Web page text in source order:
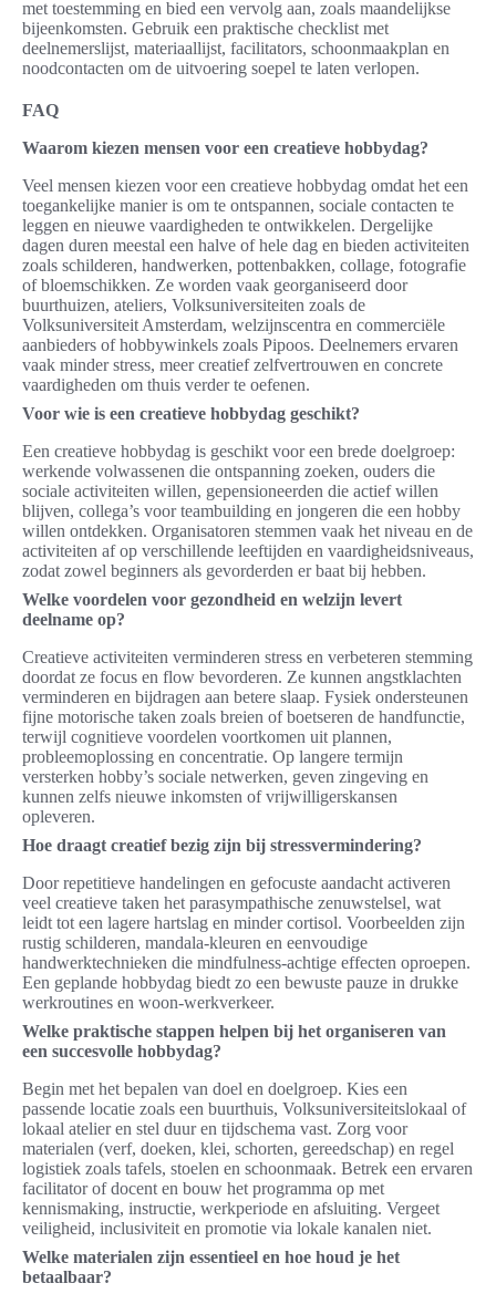
met toestemming en bied een vervolg aan, zoals maandelijkse
bijeenkomsten. Gebruik een praktische checklist met
deelnemerslijst, materiaallijst, facilitators, schoonmaakplan en
noodcontacten om de uitvoering soepel te laten verlopen.
FAQ
Waarom kiezen mensen voor een creatieve hobbydag?
Veel mensen kiezen voor een creatieve hobbydag omdat het een
toegankelijke manier is om te ontspannen, sociale contacten te
leggen en nieuwe vaardigheden te ontwikkelen. Dergelijke
dagen duren meestal een halve of hele dag en bieden activiteiten
zoals schilderen, handwerken, pottenbakken, collage, fotografie
of bloemschikken. Ze worden vaak georganiseerd door
buurthuizen, ateliers, Volksuniversiteiten zoals de
Volksuniversiteit Amsterdam, welzijnscentra en commerciële
aanbieders of hobbywinkels zoals Pipoos. Deelnemers ervaren
vaak minder stress, meer creatief zelfvertrouwen en concrete
vaardigheden om thuis verder te oefenen.
Voor wie is een creatieve hobbydag geschikt?
Een creatieve hobbydag is geschikt voor een brede doelgroep:
werkende volwassenen die ontspanning zoeken, ouders die
sociale activiteiten willen, gepensioneerden die actief willen
blijven, collega’s voor teambuilding en jongeren die een hobby
willen ontdekken. Organisatoren stemmen vaak het niveau en de
activiteiten af op verschillende leeftijden en vaardigheidsniveaus,
zodat zowel beginners als gevorderden er baat bij hebben.
Welke voordelen voor gezondheid en welzijn levert
deelname op?
Creatieve activiteiten verminderen stress en verbeteren stemming
doordat ze focus en flow bevorderen. Ze kunnen angstklachten
verminderen en bijdragen aan betere slaap. Fysiek ondersteunen
fijne motorische taken zoals breien of boetseren de handfunctie,
terwijl cognitieve voordelen voortkomen uit plannen,
probleemoplossing en concentratie. Op langere termijn
versterken hobby’s sociale netwerken, geven zingeving en
kunnen zelfs nieuwe inkomsten of vrijwilligerskansen
opleveren.
Hoe draagt creatief bezig zijn bij stressvermindering?
Door repetitieve handelingen en gefocuste aandacht activeren
veel creatieve taken het parasympathische zenuwstelsel, wat
leidt tot een lagere hartslag en minder cortisol. Voorbeelden zijn
rustig schilderen, mandala-kleuren en eenvoudige
handwerktechnieken die mindfulness-achtige effecten oproepen.
Een geplande hobbydag biedt zo een bewuste pauze in drukke
werkroutines en woon-werkverkeer.
Welke praktische stappen helpen bij het organiseren van
een succesvolle hobbydag?
Begin met het bepalen van doel en doelgroep. Kies een
passende locatie zoals een buurthuis, Volksuniversiteitslokaal of
lokaal atelier en stel duur en tijdschema vast. Zorg voor
materialen (verf, doeken, klei, schorten, gereedschap) en regel
logistiek zoals tafels, stoelen en schoonmaak. Betrek een ervaren
facilitator of docent en bouw het programma op met
kennismaking, instructie, werkperiode en afsluiting. Vergeet
veiligheid, inclusiviteit en promotie via lokale kanalen niet.
Welke materialen zijn essentieel en hoe houd je het
betaalbaar?